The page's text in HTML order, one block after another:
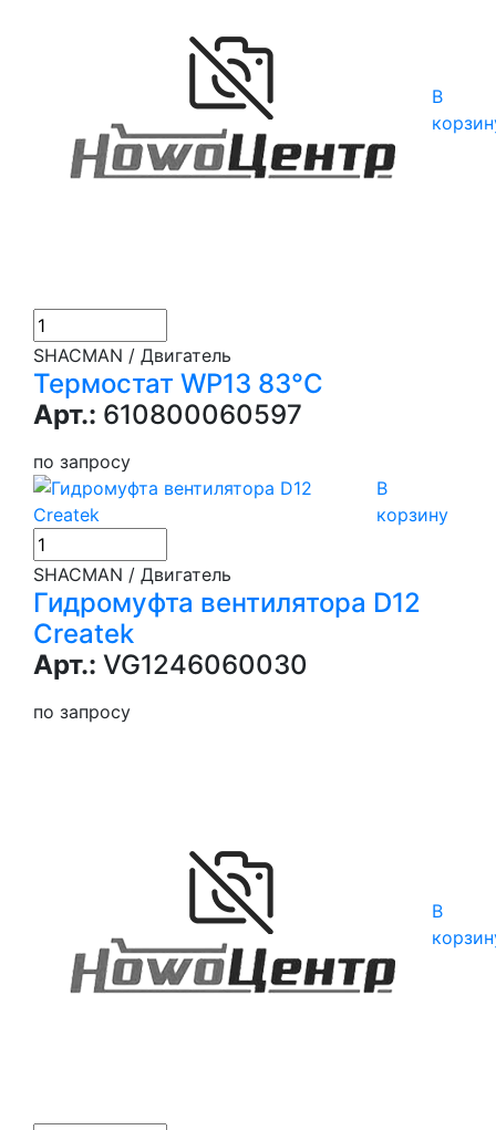
В
SHACMAN / Двигатель
Термостат WP13 83°C
Арт.: 610800060597
по запросу
В
корзину
SHACMAN / Двигатель
Гидромуфта вентилятора D12
Createk
Арт.: VG1246060030
по запросу
В